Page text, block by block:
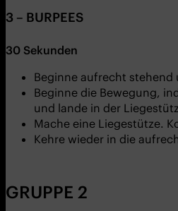
3 – BURPEES
30 Sekunden
Beginne aufrecht
Beginne die Bewegung,
und lande in der
Mache eine Liegestütze.
Kehre wieder in die
GRUPPE 2